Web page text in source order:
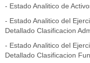
- Estado Analitico de
- Estado Analitico del
Detallado Clasificacion
- Estado Analitico del
Detallado Clasificacion